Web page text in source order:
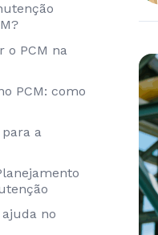
o PCM na
PCM: como
para a
no